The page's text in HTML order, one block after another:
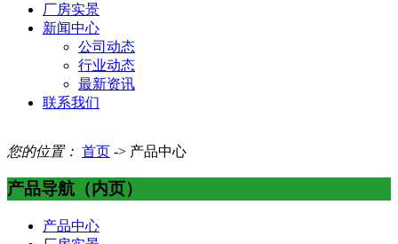
厂房实景
新闻中心
公司动态
行业动态
最新资讯
联系我们
您的位置： 首页 -> 产品中心
产品导航（内页）
产品中心